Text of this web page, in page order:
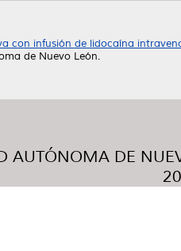
con infusión de lidocaína
de Nuevo León.
AUTÓNOMA DE